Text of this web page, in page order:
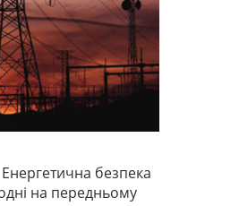
Енергетична безпека
на передньому